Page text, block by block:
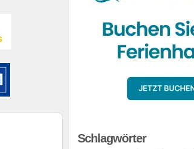
Schlagwörter